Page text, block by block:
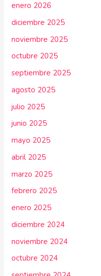
enero 2026
diciembre 2025
noviembre 2025
octubre 2025
septiembre 2025
agosto 2025
julio 2025
junio 2025
mayo 2025
abril 2025
marzo 2025
febrero 2025
enero 2025
diciembre 2024
noviembre 2024
octubre 2024